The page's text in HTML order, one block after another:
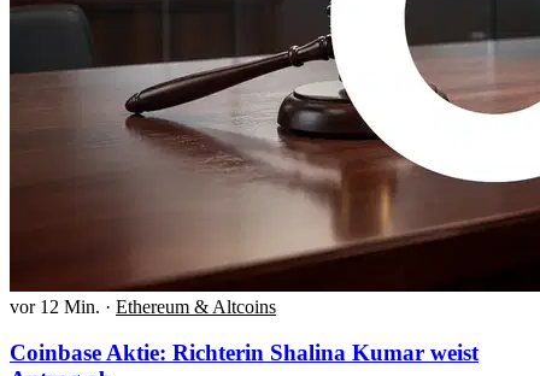
vor 12 Min. · Ethereum & Altcoins
Coinbase Aktie: Richterin Shalina Kumar weist